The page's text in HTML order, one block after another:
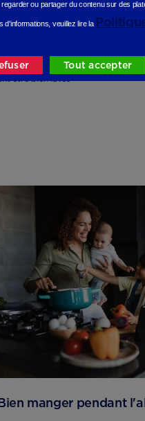
complets
riches en calcium et les moins salés
être bien lavés
manger pendant
ou partager du contenu sur des
d'informations, veuillez lire la
Tout accepter